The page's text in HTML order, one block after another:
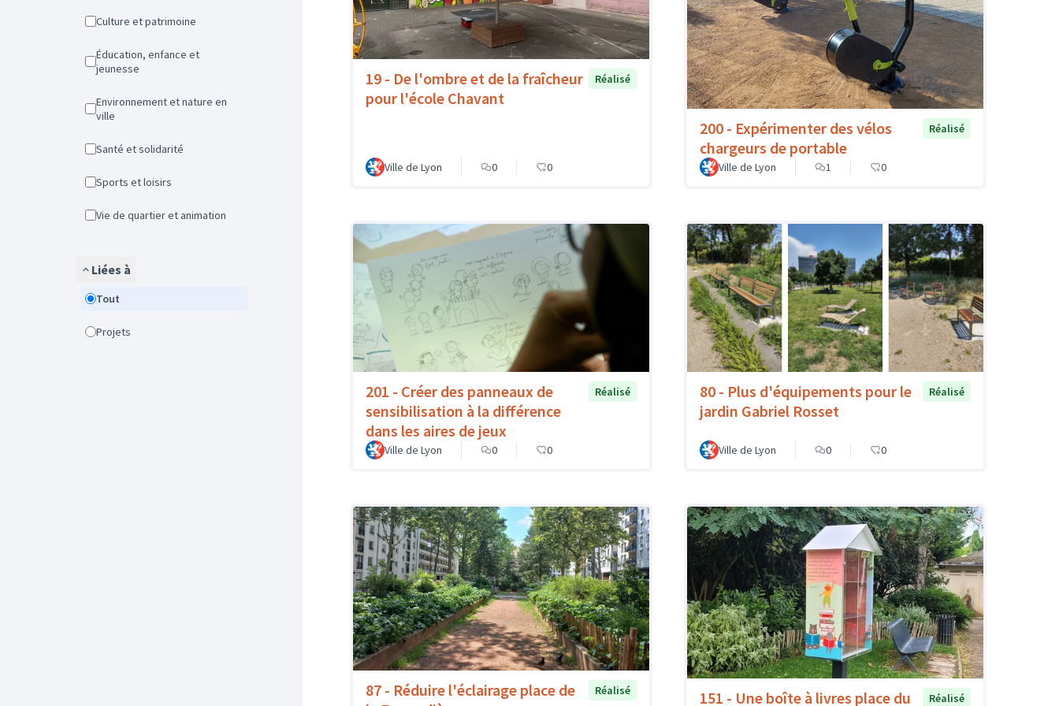
Culture et patrimoine
Éducation, enfance et
jeunesse
Environnement et nature en
ville
Santé et solidarité
Sports et loisirs
Vie de quartier et animation
Liées à
Tout
Projets
19 - De l'ombre et de la fraîcheur
pour l'école Chavant
Réalisé
Ville de Lyon 0 0
200 - Expérimenter des vélos
chargeurs de portable
Réalisé
Ville de Lyon 1 0
201 - Créer des panneaux de
sensibilisation à la différence
dans les aires de jeux
Réalisé
Ville de Lyon 0 0
80 - Plus d'équipements pour le
jardin Gabriel Rosset
Réalisé
Ville de Lyon 0 0
87 - Réduire l'éclairage place de
Réalisé 151 - Une boîte à livres place du Réalisé